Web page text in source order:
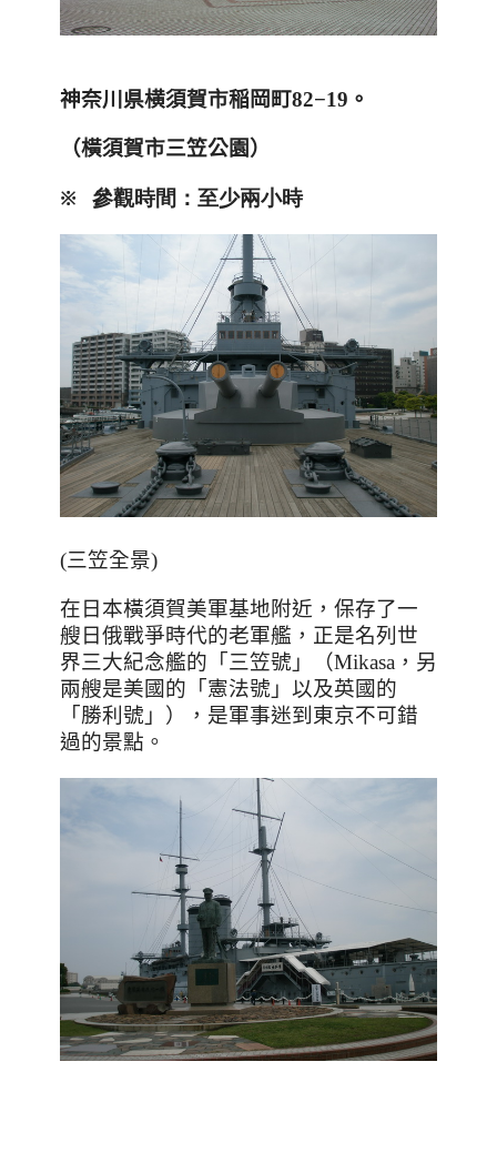
神奈川県横須賀市稲岡町82−19 。
（橫須賀市三笠公園）
※ 參觀時間 ：至少兩小時
(三笠全景)
在日本橫須賀美軍基地附近，保存了一
艘日俄戰爭時代的老軍艦，正是名列世
界三大紀念艦的「三笠號」（Mikasa ，另
兩艘是美國的「憲法號」以及英國的
「勝利號」），是軍事迷到東京不可錯
過的景點。